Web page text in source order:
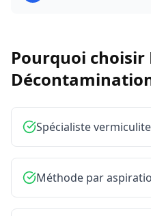
Pourquoi choisir
Spécialiste
Méthode par